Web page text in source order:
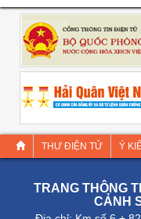
THƯ ĐIỆN TỬ Ý
TRANG THÔNG
CẢNH